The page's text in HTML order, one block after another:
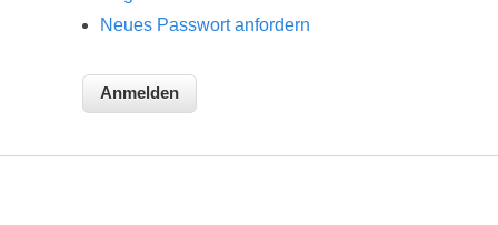
Neues Passwort anfordern